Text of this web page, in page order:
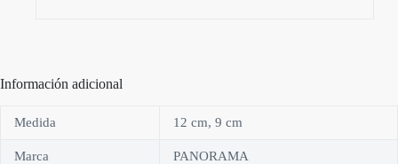
Información adicional
Medida 12 cm, 9 cm
Marca PANORAMA